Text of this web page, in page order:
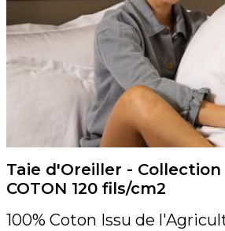
Taie d'Oreiller - Collection
COTON 120 fils/cm2
100% Coton Issu de